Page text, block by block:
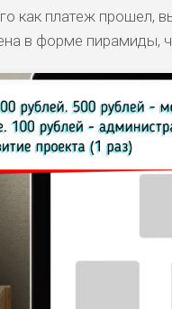
как платеж прошел,
в форме пирамиды,